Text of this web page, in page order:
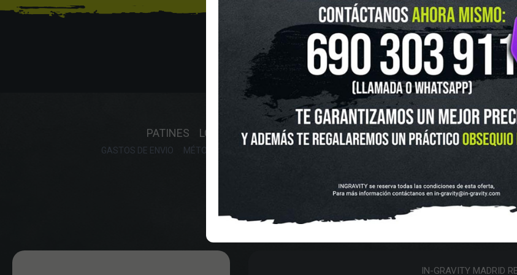
OUTLET NOVEDADES CLUBS Y ASOCIACIONES
PATINES LONGBOARD SKATEBOARD SCOOTER PROTECCIONES
GASTOS DE ENVIO MÉTODOS DE PAGO, DEVOLUCIONES Y DATOS DE INTERÉS
FINANCIA CON:
IN-GRAVITY MADRID